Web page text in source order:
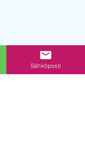
I Oravais
Sähköposti